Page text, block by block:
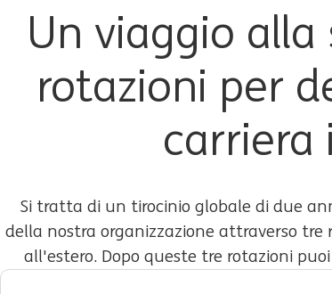
Un viaggio
rotazioni per
carriera
Si tratta di un tirocinio globale di due
della nostra organizzazione attraverso
all'estero. Dopo queste tre rotazioni